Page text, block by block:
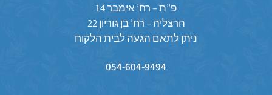
פ”ת – רח’ אימבר 14
הרצליה – רח’ בן גוריון 22
ניתן לתאם הגעה לבית הלקוח
054-604-9494